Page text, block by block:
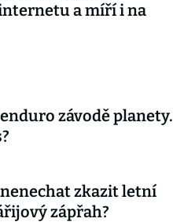
a míří i na
závodě planety.
nenechat zkazit letní
zápřah?